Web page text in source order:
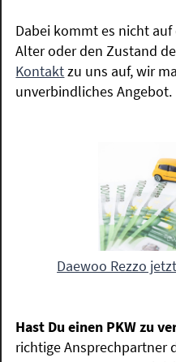
Dabei kommt es nicht
Alter oder den Zustand
Kontaktzu uns auf, wir
unverbindliches Angebot.
Daewoo Rezzo
Hast Du einen PKW zu
richtige Ansprechpartner